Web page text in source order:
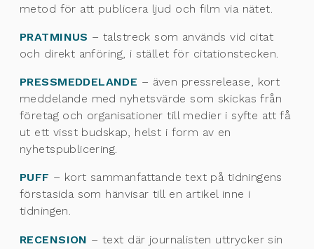
metod för att publicera ljud och film via nätet.
PRATMINUS – talstreck som används vid citat
och direkt anföring, i stället för citationstecken.
PRESSMEDDELANDE – även pressrelease, kort
meddelande med nyhetsvärde som skickas från
företag och organisationer till medier i syfte att få
ut ett visst budskap, helst i form av en
nyhetspublicering.
PUFF – kort sammanfattande text på tidningens
förstasida som hänvisar till en artikel inne i
tidningen.
RECENSION – text där journalisten uttrycker sin